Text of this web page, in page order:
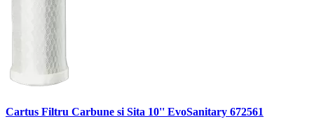
Cartus Filtru Carbune si Sita 10'' EvoSanitary 672561